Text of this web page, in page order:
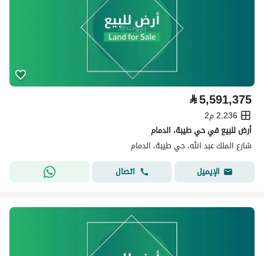
⃁5,591,375
2,236 م2
أرض للبيع في حي طيبة، الدمام
شارع الملك عبد الله، حي طيبة، الدمام
الإيميل
اتصال